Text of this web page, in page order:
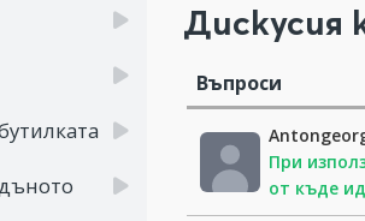
Дискусия
Въпроси
При
от къде